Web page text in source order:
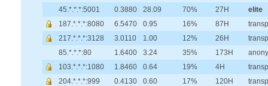
45.*.*.*:5001
0.3880 28.09 70% 27H
elite
187.*.*.*:8080
6.5470 0.95 16% 87H
217.*.*.*:3128
3.0110 1.00 12% 26H
85.*.*.*:80
1.6400 3.24 35% 173H
103.*.*.*:1080
1.8460 0.64 19% 4H
204.*.*.*:999
0.4130 0.60 17% 120H